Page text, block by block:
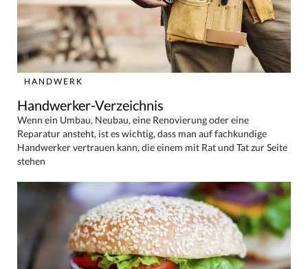
HANDWERK
Handwerker-Verzeichnis
Wenn ein Umbau, Neubau, eine Renovierung oder eine
Reparatur ansteht, ist es wichtig, dass man auf fachkundige
Handwerker vertrauen kann, die einem mit Rat und Tat zur Seite
stehen